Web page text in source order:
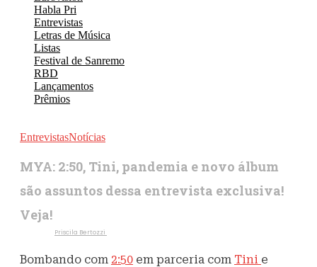
Habla Pri
Entrevistas
Letras de Música
Listas
Festival de Sanremo
RBD
Lançamentos
Prêmios
EntrevistasNotícias
MYA: 2:50, Tini, pandemia e novo álbum
são assuntos dessa entrevista exclusiva!
Veja!
Priscila Bertozzi
Bombando com 2:50 em parceria com Tini e